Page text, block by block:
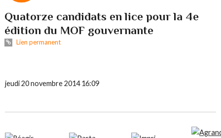
Quatorze candidats en lice pour la 4e
édition du MOF gouvernante
Lien permanent
jeudi 20 novembre 2014 16:09